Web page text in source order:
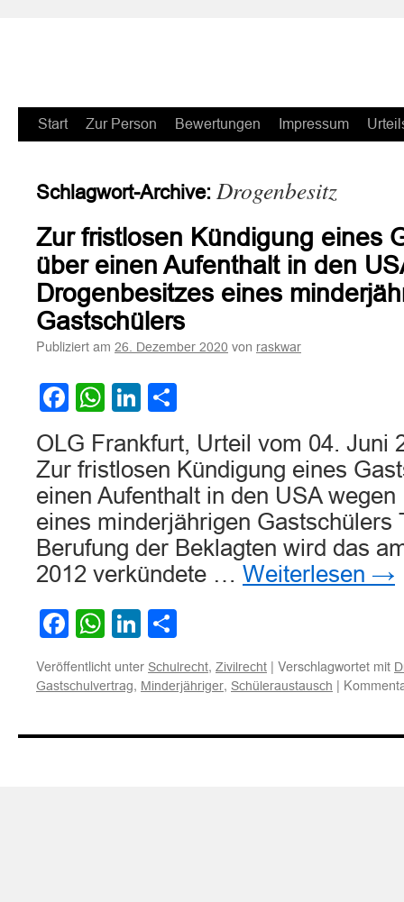
Zum
springen
Start Zur Person Bewertungen Impressum
Schlagwort-Archive: Drogenbesitz
Zur fristlosen Kündigung eines
über einen Aufenthalt in den
Drogenbesitzes eines
Gastschülers
Publiziert am 26. Dezember 2020 von raskwar
Facebook
WhatsApp
LinkedIn
OLG Frankfurt, Urteil vom 04. Juni
Zur fristlosen Kündigung eines
einen Aufenthalt in den USA
eines minderjährigen Gastschülers
Berufung der Beklagten wird das
2012 verkündete … Weiterlesen →
Facebook
WhatsApp
LinkedIn
Veröffentlicht unter Schulrecht, Zivilrecht | Verschlagwortet mit
Gastschulvertrag, Minderjähriger, Schüleraustausch |